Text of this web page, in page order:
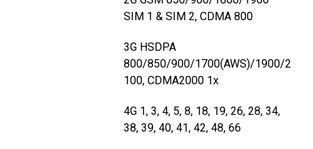
SIM 1 & SIM 2, CDMA 800
3G HSDPA
800/850/900/1700(AWS)/1900/2
100, CDMA2000 1x
4G 1, 3, 4, 5, 8, 18, 19, 26, 28, 34,
38, 39, 40, 41, 42, 48, 66